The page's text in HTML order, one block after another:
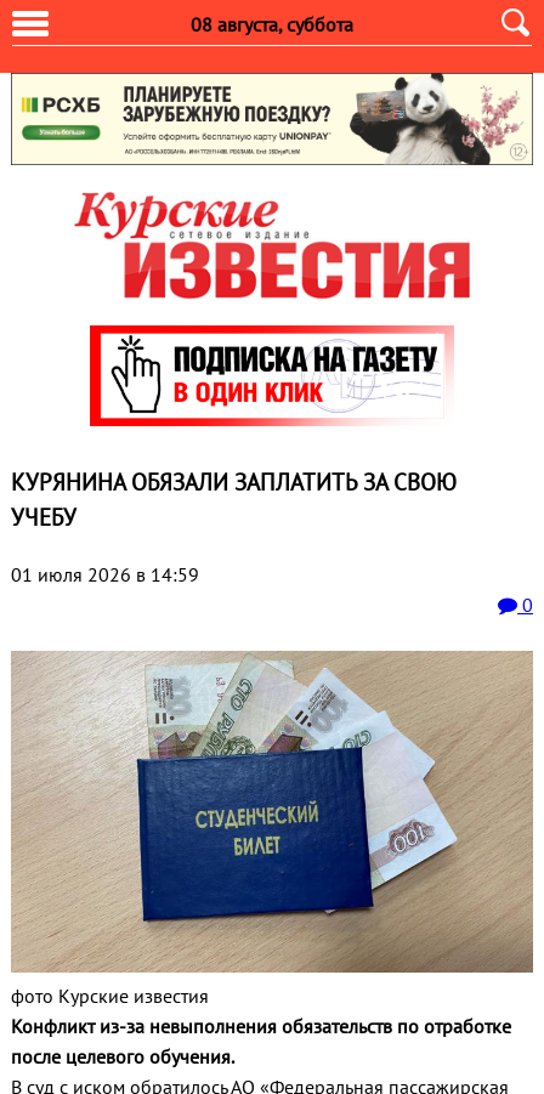
08 августа, суббота
КУРЯНИНА ОБЯЗАЛИ ЗАПЛАТИТЬ ЗА СВОЮ
УЧЕБУ
01 июля 2026 в 14:59
0
фото Курские известия
Конфликт из-за невыполнения обязательств по отработке
после целевого обучения.
В суд с иском обратилось АО «Федеральная пассажирская